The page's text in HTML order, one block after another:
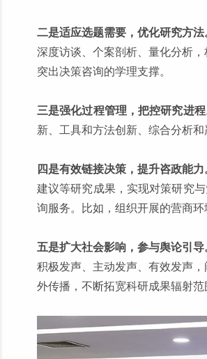
二是适应选题需要，优化研究方法
深度访谈、个案剖析、量化分析
突出决策咨询的学理支撑。
三是强化过程管理，把控研究进程
新、工具和方法创新、综合分析
四是有效链接决策，提升咨政能力
建议等研究成果，实现对策研究
询服务。比如，组织开展的营商
五是扩大社会影响，参与舆论引导
积极发声、主动发声、有效发声
外传播，不断拓宽科研成果辐射